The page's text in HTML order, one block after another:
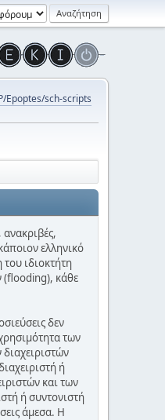
Epoptes/sch-scripts
ελληνικό
ιδιοκτήτη
(flooding), κάθε
δεν
των
ή
και των
ή συντονιστή
άμεσα. Η